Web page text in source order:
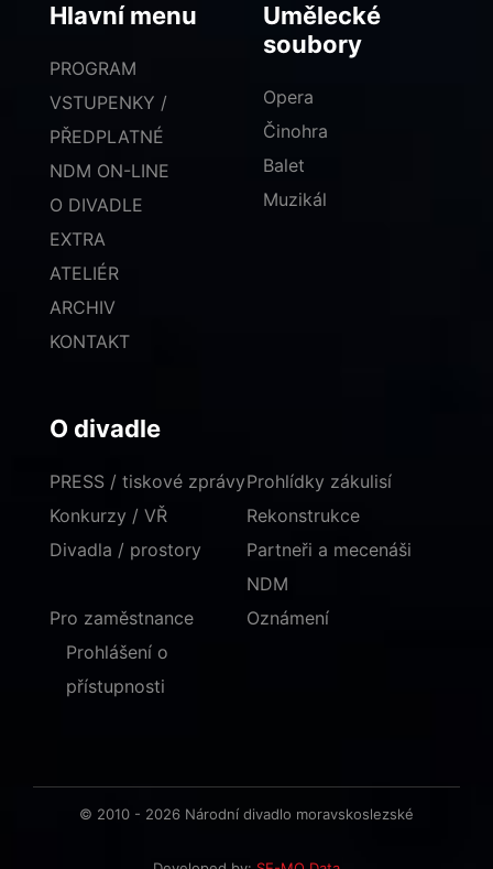
Hlavní menu
PROGRAM
VSTUPENKY /
PŘEDPLATNÉ
NDM ON-LINE
O DIVADLE
EXTRA
ATELIÉR
ARCHIV
KONTAKT
Umělecké
soubory
Opera
Činohra
Balet
Muzikál
O divadle
PRESS / tiskové zprávy
Konkurzy / VŘ
Divadla / prostory
Prohlídky zákulisí
Rekonstrukce
Partneři a mecenáši
NDM
Pro zaměstnance
Oznámení
Prohlášení o
přístupnosti
© 2010 - 2026 Národní divadlo moravskoslezské